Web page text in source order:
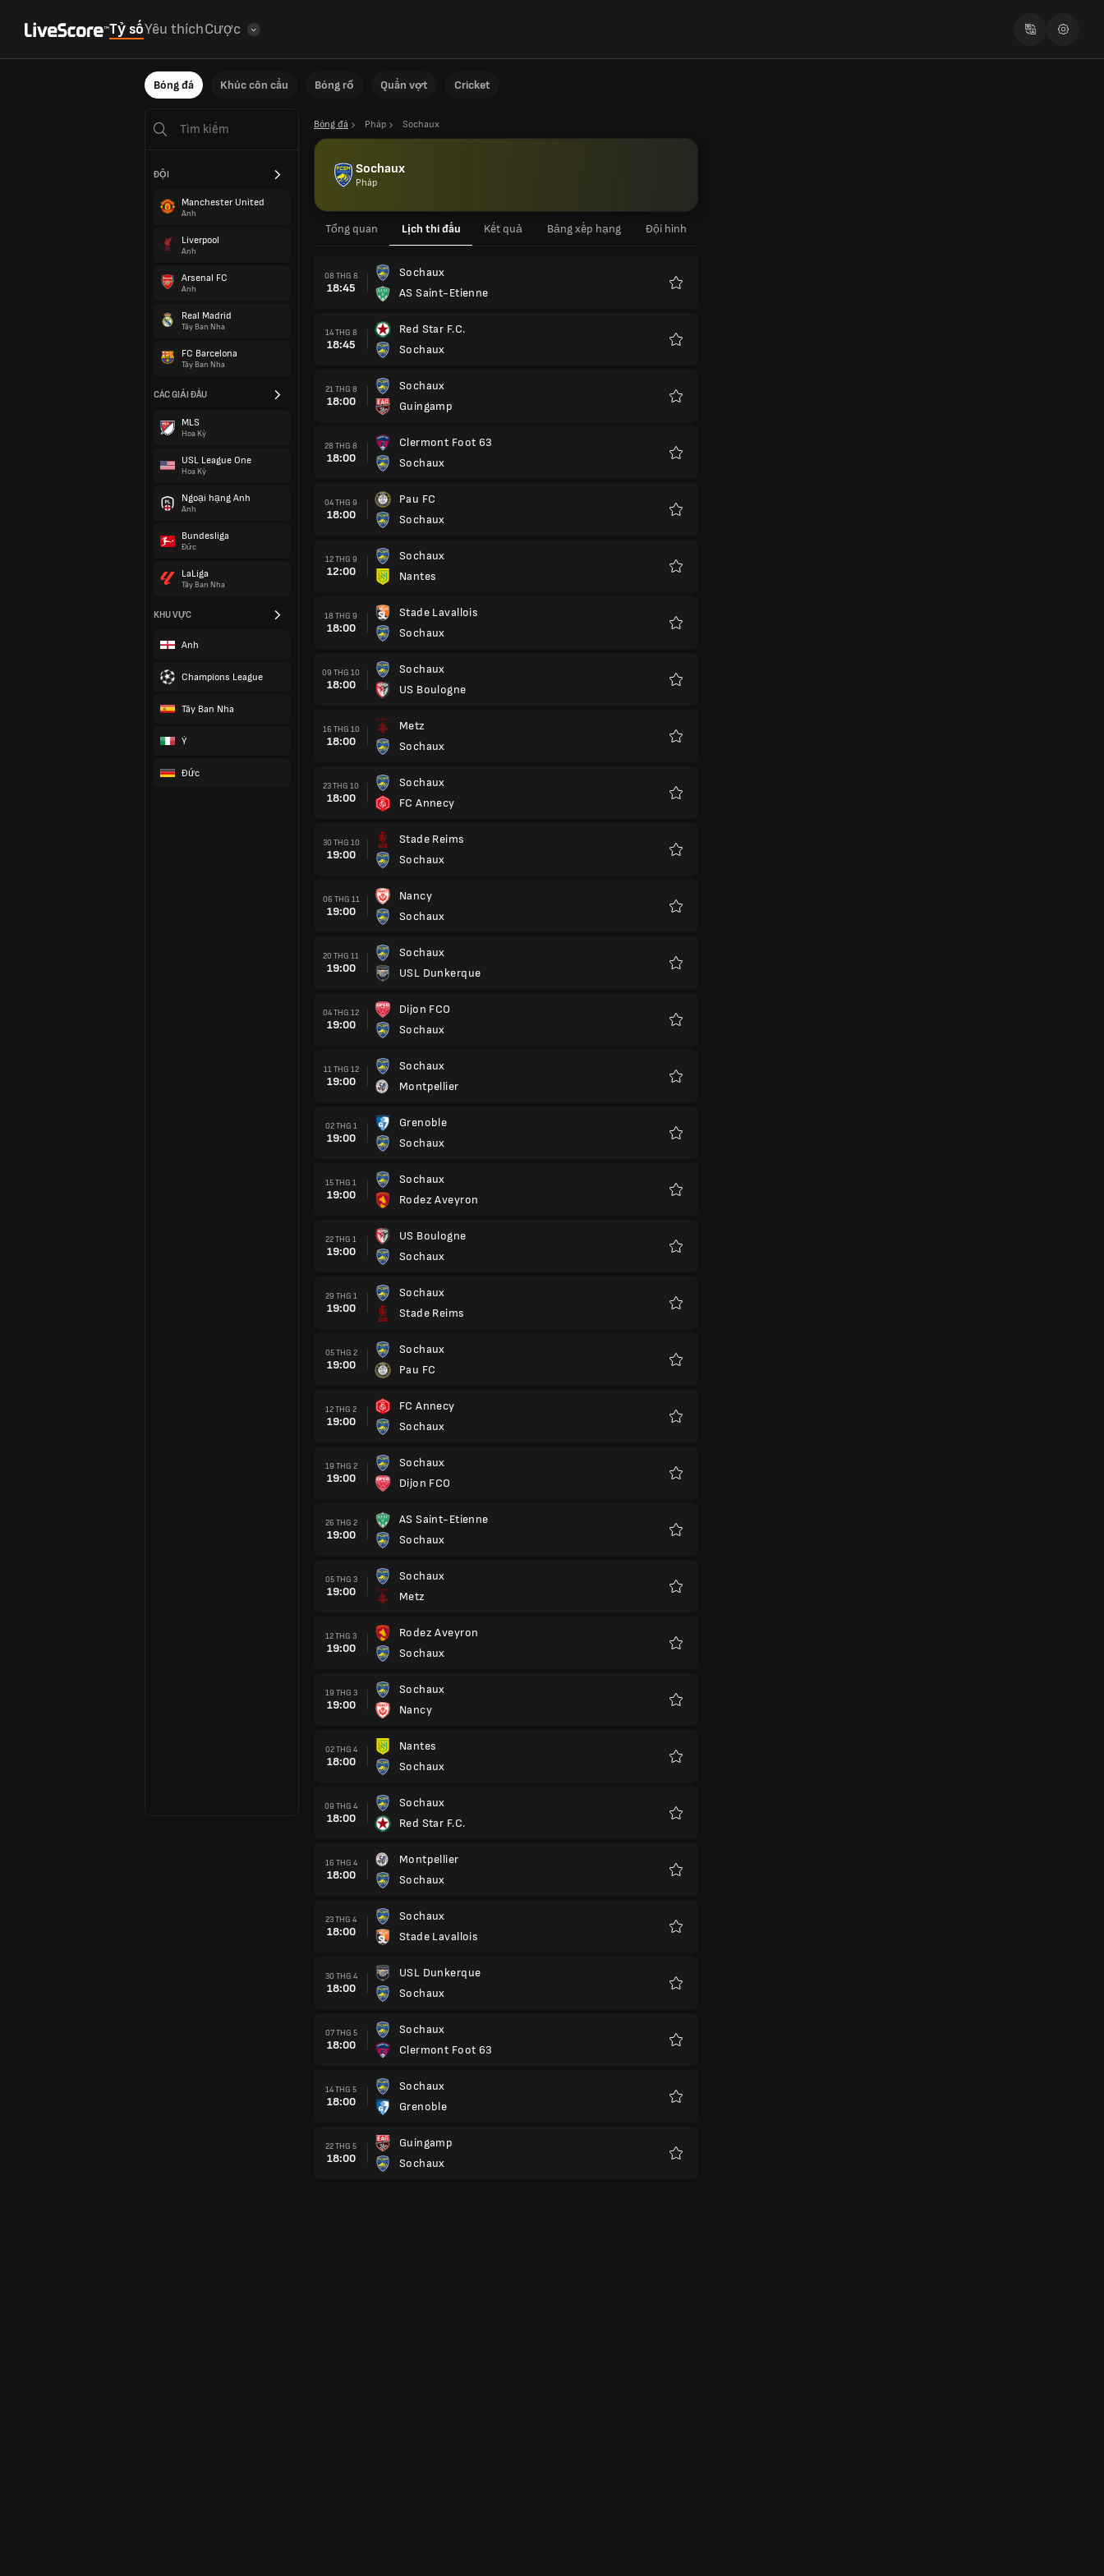
Tỷ sốYêu thíchCược
Bóng đá Khúc côn cầu Bóng rổ Quần vợt Cricket
ĐỘI
Manchester United
Anh
Liverpool
Anh
Arsenal FC
Anh
Real Madrid
Tây Ban Nha
FC Barcelona
Tây Ban Nha
CÁC GIẢI ĐẤU
MLS
Hoa Kỳ
USL League One
Hoa Kỳ
Ngoại hạng Anh
Anh
Bundesliga
Đức
LaLiga
Tây Ban Nha
KHU VỰC
Anh
Champions League
Tây Ban Nha
Ý
Đức
Bóng đá Pháp Sochaux
Sochaux
Pháp
Tổng quan Lịch thi đấu Kết quả Bảng xếp hạng Đội hình
08 THG 8
18:45
Sochaux
AS Saint-Etienne
14 THG 8
18:45
Red Star F.C.
Sochaux
21 THG 8
18:00
Sochaux
Guingamp
28 THG 8
18:00
Clermont Foot 63
Sochaux
04 THG 9
18:00
Pau FC
Sochaux
12 THG 9
12:00
Sochaux
Nantes
18 THG 9
18:00
Stade Lavallois
Sochaux
09 THG 10
18:00
Sochaux
US Boulogne
16 THG 10
18:00
Metz
Sochaux
23 THG 10
18:00
Sochaux
FC Annecy
30 THG 10
19:00
Stade Reims
Sochaux
06 THG 11
19:00
Nancy
Sochaux
20 THG 11
19:00
Sochaux
USL Dunkerque
04 THG 12
19:00
Dijon FCO
Sochaux
11 THG 12
19:00
Sochaux
Montpellier
02 THG 1
19:00
Grenoble
Sochaux
15 THG 1
19:00
Sochaux
Rodez Aveyron
22 THG 1
19:00
US Boulogne
Sochaux
29 THG 1
19:00
Sochaux
Stade Reims
05 THG 2
19:00
Sochaux
Pau FC
12 THG 2
19:00
FC Annecy
Sochaux
19 THG 2
19:00
Sochaux
Dijon FCO
26 THG 2
19:00
AS Saint-Etienne
Sochaux
05 THG 3
19:00
Sochaux
Metz
12 THG 3
19:00
Rodez Aveyron
Sochaux
19 THG 3
19:00
Sochaux
Nancy
02 THG 4
18:00
Nantes
Sochaux
09 THG 4
18:00
Sochaux
Red Star F.C.
16 THG 4
18:00
Montpellier
Sochaux
23 THG 4
18:00
Sochaux
Stade Lavallois
30 THG 4
18:00
USL Dunkerque
Sochaux
07 THG 5
18:00
Sochaux
Clermont Foot 63
14 THG 5
18:00
Sochaux
Grenoble
22 THG 5
18:00
Guingamp
Sochaux